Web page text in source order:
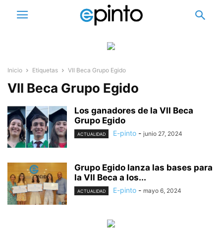
Inicio Etiquetas VII Beca Grupo Egido
VII Beca Grupo Egido
Los ganadores de la VII Beca
Grupo Egido
ACTUALIDAD E-pinto - junio 27, 2024
Grupo Egido lanza las bases para
la VII Beca a los...
ACTUALIDAD E-pinto - mayo 6, 2024